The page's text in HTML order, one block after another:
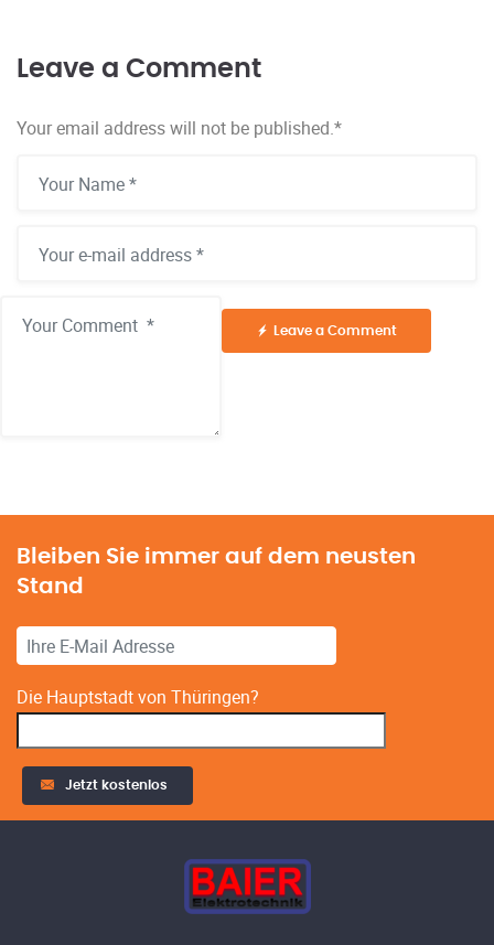
Leave a Comment
Your email address will not be published.*
Leave a Comment
Bleiben Sie immer auf dem neusten
Stand
Die Hauptstadt von Thüringen?
Jetzt kostenlos